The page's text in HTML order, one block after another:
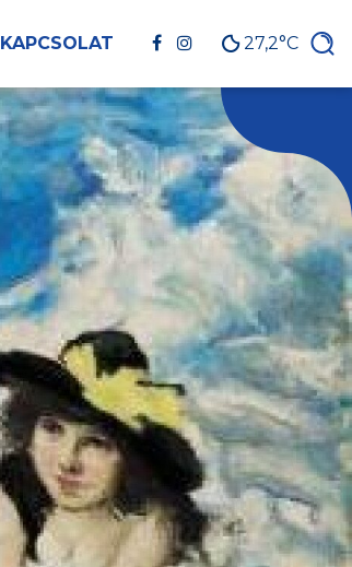
KAPCSOLAT 27,2°C